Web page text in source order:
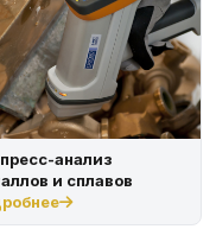
анализ
и сплавов